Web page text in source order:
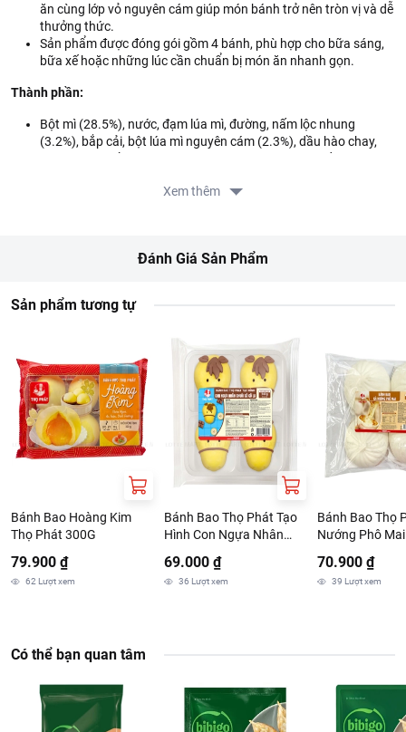
ăn cùng lớp vỏ nguyên cám giúp món bánh trở nên tròn vị và dễ
thưởng thức.
Sản phẩm được đóng gói gồm 4 bánh, phù hợp cho bữa sáng,
bữa xế hoặc những lúc cần chuẩn bị món ăn nhanh gọn.
Thành phần:
Bột mì (28.5%), nước, đạm lúa mì, đường, nấm lộc nhung
(3.2%), bắp cải, bột lúa mì nguyên cám (2.3%), dầu hào chay,
baro, chất điều vị (INS 621, INS 627, INS 631), chất tạo xốp (INS
hương liệu tổng hợp (hương thịt nướng, hương khói).
khoảng 10-15 phút (tính từ khi nước sôi).
Lò vi sóng: Lấy sản phẩm ra khỏi bao bì, đặt vào dụng cụ chứa
phù hợp với lò vi sóng, làm nóng khoảng 2 phút 30 giây - 3 phút
30 giây ở chế độ trung bình.
Hướng dẫn bảo quản:
Bảo quản ở nhiệt độ 0-5 độ C.
Thông tin nhà cung cấp:
Tên công ty: CTY TNHH MTV CHE BIEN THUC PHAM THO PHAT
Địa chỉ: 78 - 80 NGUYEN TRI PHUONG, PHUONG AN DONG,
THANH PHO HO CHI MINH, VIET NAM
Xem thêm
Đánh Giá Sản Phẩm
Sản phẩm tương tự
Bánh Bao Hoàng Kim
Thọ Phát 300G
79.900 ₫
62 Lượt xem
Bánh Bao Thọ Phát Tạo
Hình Con Ngựa Nhân
69.000 ₫
36 Lượt xem
Bánh Bao Thọ
Nướng Phô
70.900 ₫
39 Lượt xem
Có thể bạn quan tâm